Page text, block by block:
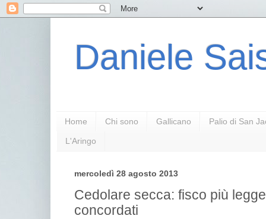
Daniele
Home Chi sono Gallicano Palio di San
L'Aringo
mercoledì 28 agosto 2013
Cedolare secca: fisco più
concordati